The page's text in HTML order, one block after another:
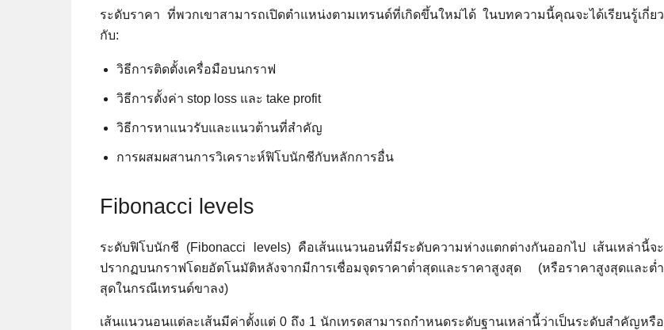
ระดับราคา ที่พวกเขาสามารถเปิดตำแหน่งตามเทรนด์ที่เกิดขึ้นใหม่ได้ ในบทความนี้คุณจะได้เรียนรู้เกี่ยว
กับ:
วิธีการติดตั้งเครื่อมือบนกราฟ
วิธีการตั้งค่า stop loss และ take profit
วิธีการหาแนวรับและแนวต้านที่สำคัญ
การผสมผสานการวิเคราะห์ฟิโบนักชีกับหลักการอื่น
Fibonacci levels
ระดับฟิโบนักชี (Fibonacci levels) คือเส้นแนวนอนที่มีระดับความห่างแตกต่างกันออกไป เส้นเหล่านี้จะ
ปรากฏบนกราฟโดยอัตโนมัติหลังจากมีการเชื่อมจุดราคาต่ำสุดและราคาสูงสุด (หรือราคาสูงสุดและต่ำ
สุดในกรณีเทรนด์ขาลง)
เส้นแนวนอนแต่ละเส้นมีค่าตั้งแต่ 0 ถึง 1 นักเทรดสามารถกำหนดระดับฐานเหล่านี้ว่าเป็นระดับสำคัญหรือ